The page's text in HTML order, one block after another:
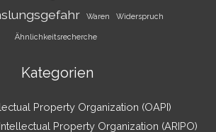
Waren Widerspruch
Ähnlichkeitsrecherche
Kategorien
Property Organization (OAPI)
Property Organization (ARIPO)